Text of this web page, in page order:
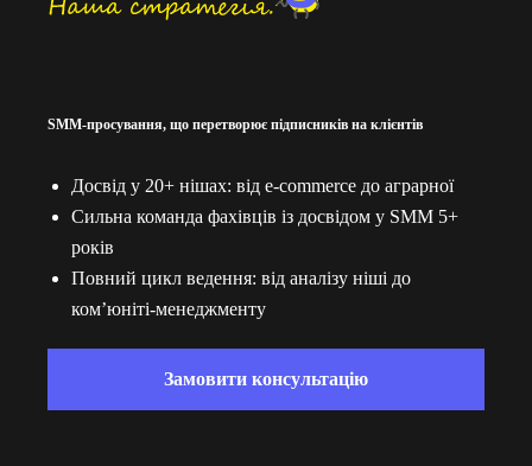
SMM-просування, що перетворює підписників на клієнтів
Досвід у 20+ нішах: від e-commerce до аграрної
Сильна команда фахівців із досвідом у SMM 5+
років
Повний цикл ведення: від аналізу ніші до
ком’юніті-менеджменту
Замовити консультацію